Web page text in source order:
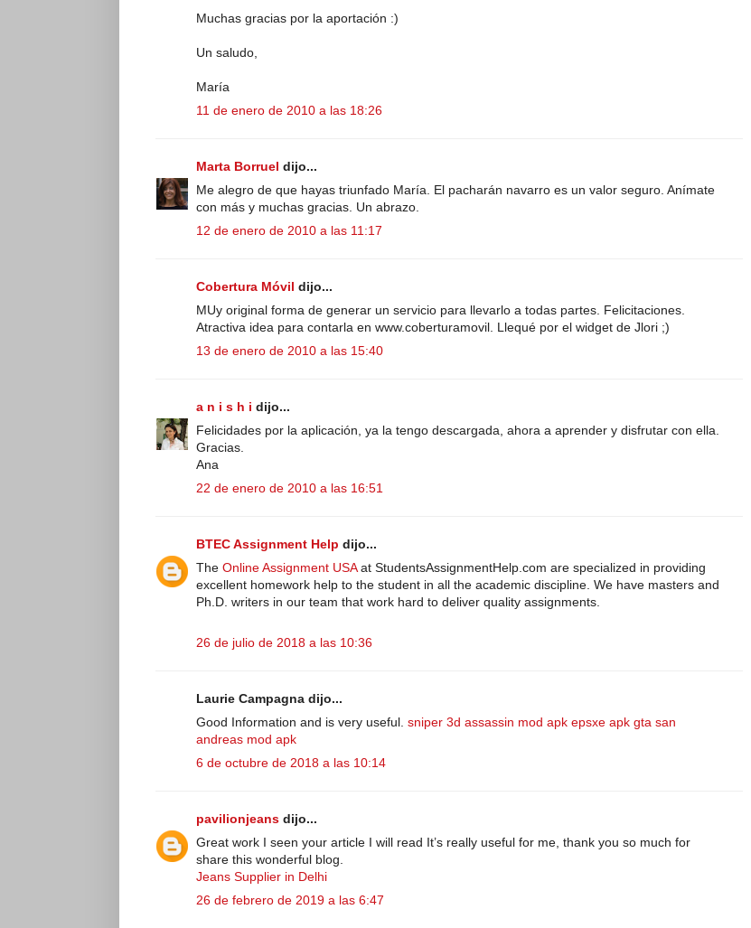
Muchas gracias por la aportación :)
Un saludo,
María
11 de enero de 2010 a las 18:26
Marta Borruel dijo...
Me alegro de que hayas triunfado María. El pacharán navarro es un valor seguro. Anímate
con más y muchas gracias. Un abrazo.
12 de enero de 2010 a las 11:17
Cobertura Móvil dijo...
MUy original forma de generar un servicio para llevarlo a todas partes. Felicitaciones.
Atractiva idea para contarla en www.coberturamovil. Llequé por el widget de Jlori ;)
13 de enero de 2010 a las 15:40
a n i s h i dijo...
Felicidades por la aplicación, ya la tengo descargada, ahora a aprender y disfrutar con ella.
Gracias.
Ana
22 de enero de 2010 a las 16:51
BTEC Assignment Help dijo...
The Online Assignment USAat StudentsAssignmentHelp.com are specialized in providing
excellent homework help to the student in all the academic discipline. We have masters and
Ph.D. writers in our team that work hard to deliver quality assignments.
26 de julio de 2018 a las 10:36
Laurie Campagna dijo...
Good Information and is very useful. sniper 3d assassin mod apk epsxe apk gta san
andreas mod apk
6 de octubre de 2018 a las 10:14
pavilionjeans dijo...
Great work I seen your article I will read It’s really useful for me, thank you so much for
share this wonderful blog.
Jeans Supplier in Delhi
26 de febrero de 2019 a las 6:47